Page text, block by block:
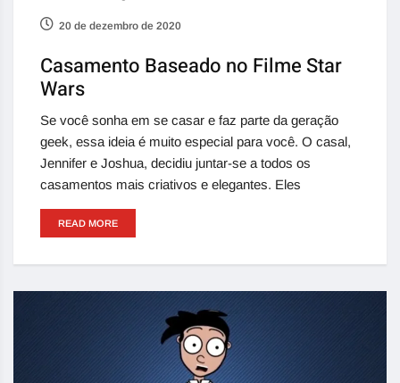
20 de dezembro de 2020
Casamento Baseado no Filme Star
Wars
Se você sonha em se casar e faz parte da geração
geek, essa ideia é muito especial para você. O casal,
Jennifer e Joshua, decidiu juntar-se a todos os
casamentos mais criativos e elegantes. Eles
READ MORE